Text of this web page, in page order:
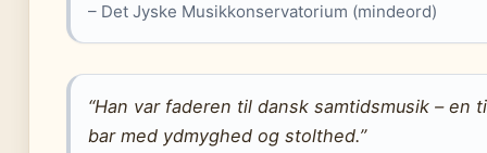
– Det Jyske Musikkonservatorium (mindeord)
“Han var faderen til dansk samtidsmusik – en
bar med ydmyghed og stolthed.”